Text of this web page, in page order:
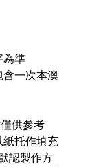
為準
一次本澳
供參考
紙托作填充
認製作方